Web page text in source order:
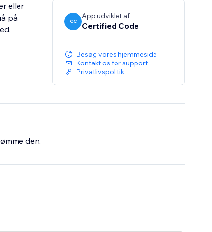
eller
på
CC
App udviklet af
Certified Code
Besøg vores hjemmeside
Kontakt os for support
Privatlivspolitik
den.